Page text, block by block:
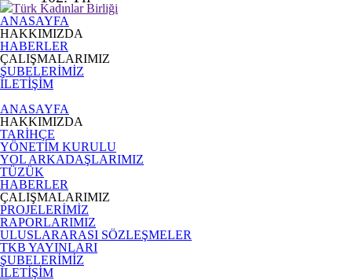
Türk Kadınlar Birliği
ANASAYFA
HAKKIMIZDA
HABERLER
ÇALIŞMALARIMIZ
ŞUBELERİMİZ
İLETİŞİM
ANASAYFA
HAKKIMIZDA
TARİHÇE
YÖNETİM KURULU
YOL ARKADAŞLARIMIZ
TÜZÜK
HABERLER
ÇALIŞMALARIMIZ
PROJELERİMİZ
RAPORLARIMIZ
ULUSLARARASI SÖZLEŞMELER
TKB YAYINLARI
ŞUBELERİMİZ
İLETİŞİM